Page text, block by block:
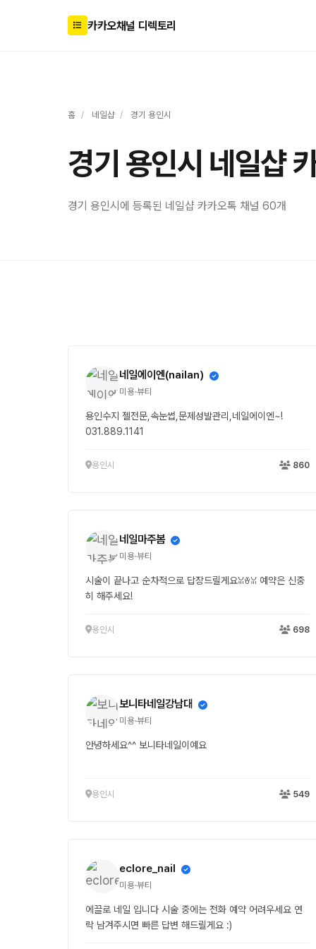
카카오채널 디렉토리
홈 / 네일샵 / 경기 용인시
경기 용인시 네일샵
경기 용인시에 등록된 네일샵 카카오톡 채널 60개
네일에이엔(nailan)
미용·뷰티
용인수지 젤전문,속눈썹,문제성발관리,네일에이엔~!
031.889.1141
용인시 860
네일마주봄
미용·뷰티
시술이 끝나고 순차적으로 답장드릴게요ꈍꈊꈍ 예약은 신중
히 해주세요!
용인시 698
보니타네일강남대
미용·뷰티
안녕하세요^^ 보니타네일이예요
용인시 549
eclore_nail
미용·뷰티
에끌로 네일 입니다 시술 중에는 전화 예약 어려우세요 연
락 남겨주시면 빠른 답변 해드릴게요 :)